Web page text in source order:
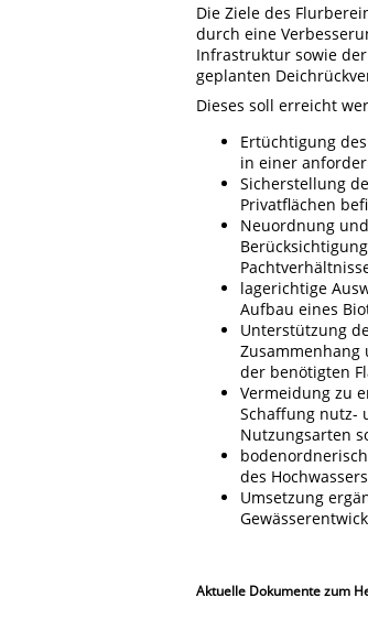
Die Ziele des
durch eine
Infrastruktur sowie
geplanten
Dieses soll erreicht
Ertüchtigung
in einer
Sicherstellung
Privatflächen
Neuordnung
lagerichtige
Aufbau eines
Unterstützung
Zusammenhang
der benötigten
Vermeidung zu
Schaffung nutz-
Nutzungsarten
des
Umsetzung
Aktuelle Dokumente zum